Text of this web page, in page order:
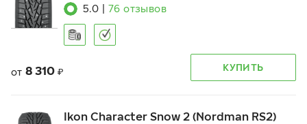
5.0 76 отзывов
от 8 310 ₽ КУПИТЬ
Ikon Character Snow 2 (Nordman RS2)